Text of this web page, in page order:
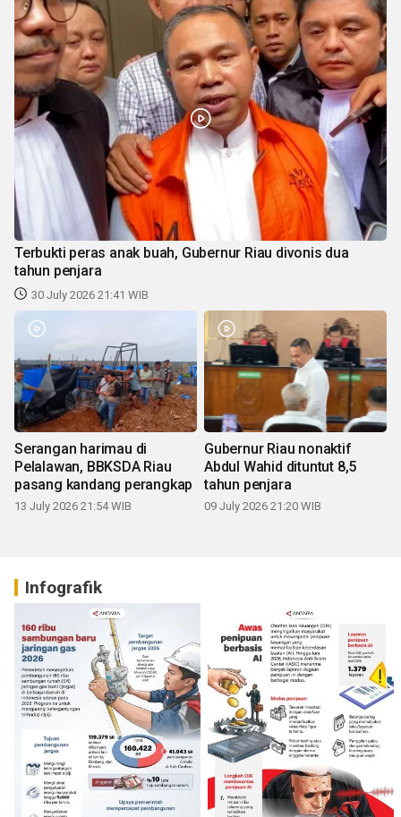
Terbukti peras anak buah, Gubernur Riau divonis dua
tahun penjara
30 July 2026 21:41 WIB
Serangan harimau di
Pelalawan, BBKSDA Riau
pasang kandang perangkap
13 July 2026 21:54 WIB
Gubernur Riau nonaktif
Abdul Wahid dituntut 8,5
tahun penjara
09 July 2026 21:20 WIB
Infografik